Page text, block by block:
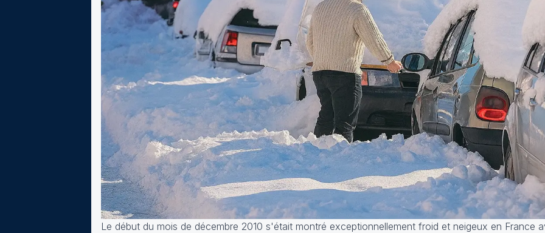
Le début du mois de décembre 2010 s'était montré exceptionnellement froid et neigeux en France